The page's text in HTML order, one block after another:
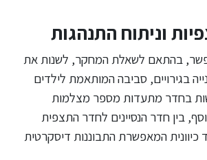
וניתוח התנהגות
בהתאם לשאלת המחקר, לשנות את
בגירויים, סביבה המותאמת לילדים
בחדר מתעדות מספר מצלמות
בין חדר הנסיינים לחדר התצפית
כיוונית המאפשרת התבוננות דיסקרטית